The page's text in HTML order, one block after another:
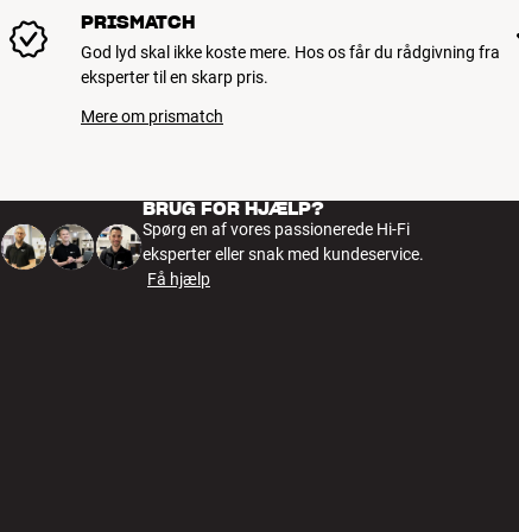
PRISMATCH
God lyd skal ikke koste mere. Hos os får du rådgivning fra
eksperter til en skarp pris.
Mere om prismatch
BRUG FOR HJÆLP?
Spørg en af vores passionerede Hi-Fi
eksperter eller snak med kundeservice.
Få hjælp